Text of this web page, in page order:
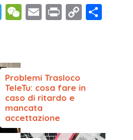
T
el
gr
a
m
W
e
a
t
E
m
Pr
in
C
o
n
Problemi Trasloco
TeleTu: cosa fare in
caso di ritardo e
mancata
accettazione